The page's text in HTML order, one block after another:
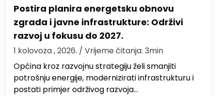
Postira planira energetsku obnovu
zgrada i javne infrastrukture: Održivi
razvoj u fokusu do 2027.
1 kolovoza , 2026. / Vrijeme čitanja: 3min
Općina kroz razvojnu strategiju želi smanjiti
potrošnju energije, modernizirati infrastrukturu i
postati primjer održivog razvoja…